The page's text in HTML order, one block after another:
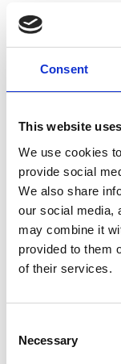
Consent
This website
We use cookies
provide social
We also share
our social media,
may combine it
provided to them
of their services.
Selection
Necessary
Conditie
Artikelnummer
Groep